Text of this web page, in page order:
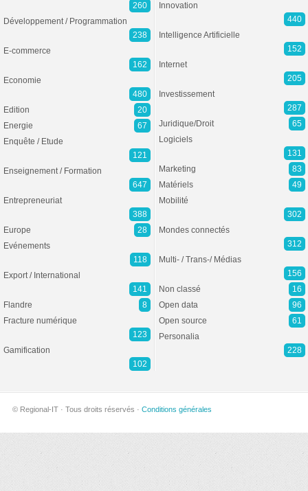
260
Développement / Programmation
238
E-commerce
162
Economie
480
Edition
20
Energie
67
Enquête / Etude
121
Enseignement / Formation
647
Entrepreneuriat
388
Europe
28
Evénements
118
Export / International
141
Flandre
8
Fracture numérique
123
Gamification
102
Innovation
440
Intelligence Artificielle
152
Internet
205
Investissement
287
Juridique/Droit
65
Logiciels
131
Marketing
83
Matériels
49
Mobilité
302
Mondes connectés
312
Multi- / Trans-/ Médias
156
Non classé
16
Open data
96
Open source
61
Personalia
228
© Regional-IT · Tous droits réservés · Conditions générales